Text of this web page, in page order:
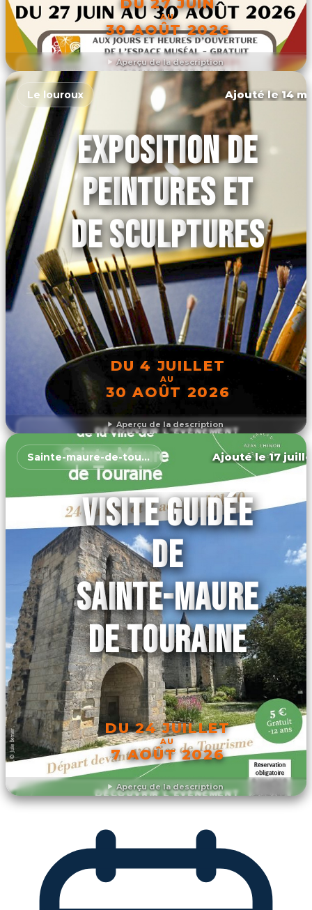
Aperçu de la description
AU
30 AOÛT 2026
DÉCOUVRIR L'ÉVÉNEMENT
Aperçu de la description
Le louroux Ajouté le 14
EXPOSITION DE
PEINTURES ET
DE SCULPTURES
DU 4 JUILLET
AU
30 AOÛT 2026
DÉCOUVRIR L'ÉVÉNEMENT
Aperçu de la description
Sainte-maure-de-touraine Ajouté le 17
VISITE GUIDÉE
DE
SAINTE-MAURE
DE TOURAINE
DU 24 JUILLET
AU
7 AOÛT 2026
DÉCOUVRIR L'ÉVÉNEMENT